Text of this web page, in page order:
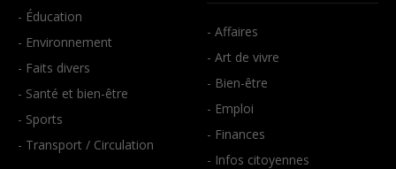
- Éducation
- Environnement
- Faits divers
- Santé et bien-être
- Sports
- Transport / Circulation
- Affaires
- Art de vivre
- Bien-être
- Emploi
- Finances
- Infos citoyennes